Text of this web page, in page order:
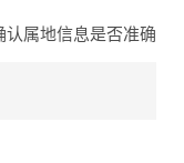
认属地信息是否准确